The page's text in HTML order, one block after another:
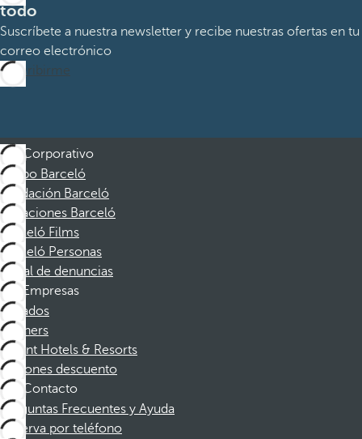
todo
Suscríbete a nuestra newsletter y recibe nuestras ofertas en tu
correo electrónico
Suscribirme
Corporativo
Grupo Barceló
Fundación Barceló
Vacaciones Barceló
Barceló Films
Barceló Personas
Canal de denuncias
Empresas
Afiliados
Partners
Dorint Hotels & Resorts
Cupones descuento
Contacto
Preguntas Frecuentes y Ayuda
Reserva por teléfono